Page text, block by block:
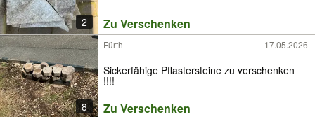
2 Zu Verschenken
8
Fürth 17.05.2026
Sickerfähige Pflastersteine zu verschenken
!!!!
Zu Verschenken